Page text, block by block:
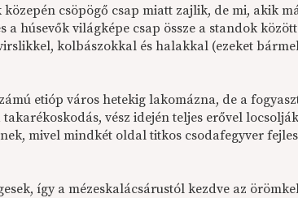
csöpögő csap miatt zajlik, de mi, akik
húsevők világképe csap össze a standok
kolbászokkal és halakkal (ezeket
etióp város hetekig lakomázna, de a
vész idején teljes erővel
mivel mindkét oldal titkos csodafegyver
így a mézeskalácsárustól kezdve az